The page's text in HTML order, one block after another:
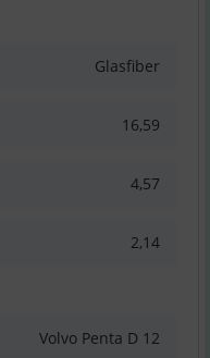
Glasfiber
16,59
4,57
2,14
Volvo Penta D 12